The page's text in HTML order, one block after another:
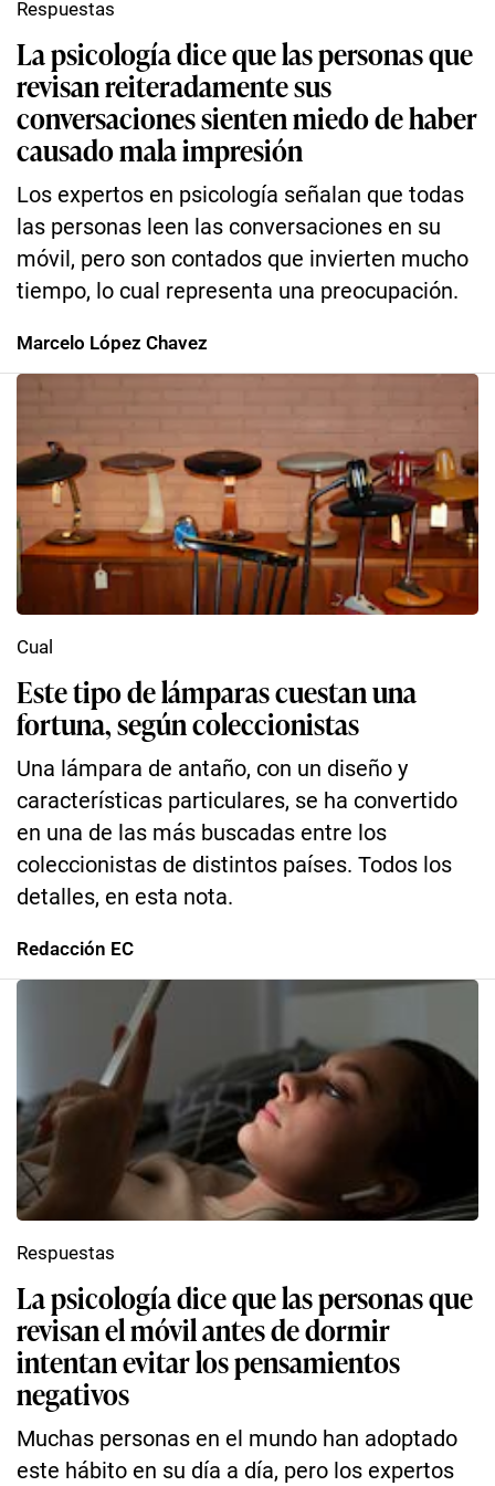
La psicología dice que las personas que
revisan reiteradamente sus
conversaciones sienten miedo de haber
causado mala impresión
Los expertos en psicología señalan que todas
las personas leen las conversaciones en su
móvil, pero son contados que invierten mucho
tiempo, lo cual representa una preocupación.
Respuestas
Marcelo López Chavez
Este tipo de lámparas cuestan una
fortuna, según coleccionistas
Una lámpara de antaño, con un diseño y
características particulares, se ha convertido
en una de las más buscadas entre los
coleccionistas de distintos países. Todos los
detalles, en esta nota.
Cual
Redacción EC
La psicología dice que las personas que
revisan el móvil antes de dormir
intentan evitar los pensamientos
negativos
Muchas personas en el mundo han adoptado
este hábito en su día a día, pero los expertos
Respuestas